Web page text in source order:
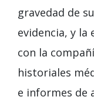
gravedad de
evidencia, y la
con la
historiales
e informes de